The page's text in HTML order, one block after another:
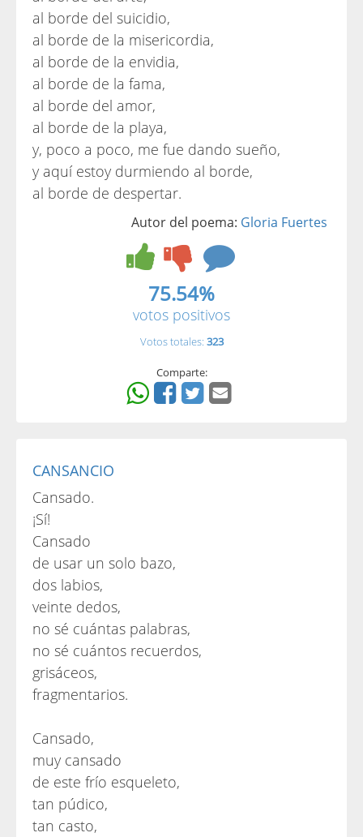
al borde del suicidio,
al borde de la misericordia,
al borde de la envidia,
al borde de la fama,
al borde del amor,
al borde de la playa,
y, poco a poco, me fue dando sueño,
y aquí estoy durmiendo al borde,
al borde de despertar.
Autor del poema: Gloria Fuertes
75.54%
votos positivos
Votos totales: 323
Comparte:
CANSANCIO
Cansado.
¡Sí!
Cansado
de usar un solo bazo,
dos labios,
veinte dedos,
no sé cuántas palabras,
no sé cuántos recuerdos,
grisáceos,
fragmentarios.
Cansado,
muy cansado
de este frío esqueleto,
tan púdico,
tan casto,